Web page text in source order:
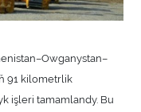
91 kilometrlik
işleri tamamlandy. Bu